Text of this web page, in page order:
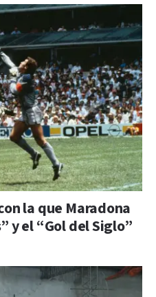
la que Maradona
y el “Gol del Siglo”